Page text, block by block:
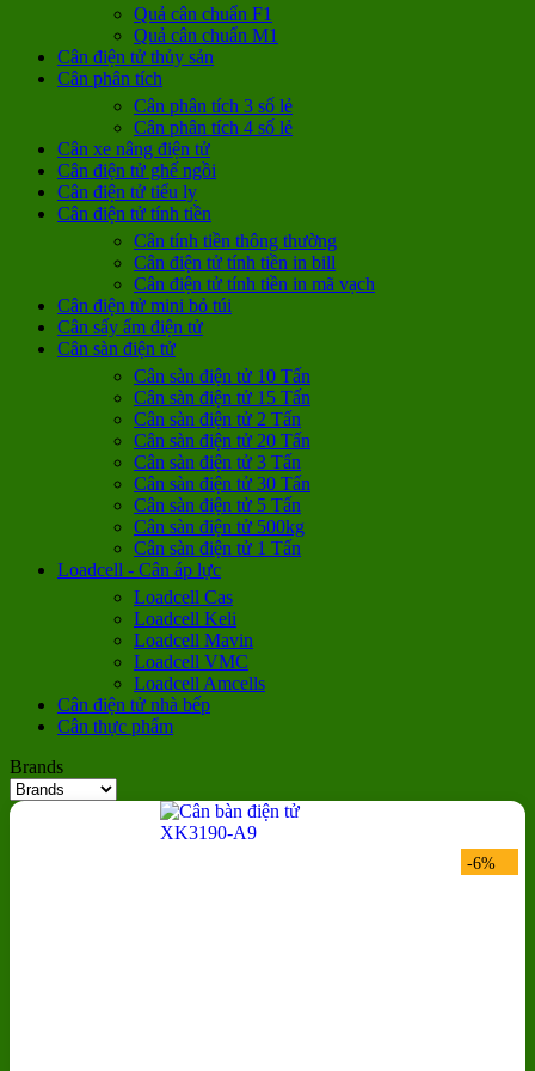
Quả cân chuẩn F1
Quả cân chuẩn M1
Cân điện tử thủy sản
Cân phân tích
Cân phân tích 3 số lẻ
Cân phân tích 4 số lẻ
Cân xe nâng điện tử
Cân điện tử ghế ngồi
Cân điện tử tiểu ly
Cân điện tử tính tiền
Cân tính tiền thông thường
Cân điện tử tính tiền in bill
Cân điện tử tính tiền in mã vạch
Cân điện tử mini bỏ túi
Cân sấy ẩm điện tử
Cân sàn điện tử
Cân sàn điện tử 10 Tấn
Cân sàn điện tử 15 Tấn
Cân sàn điện tử 2 Tấn
Cân sàn điện tử 20 Tấn
Cân sàn điện tử 3 Tấn
Cân sàn điện tử 30 Tấn
Cân sàn điện tử 5 Tấn
Cân sàn điện tử 500kg
Cân sàn điện tử 1 Tấn
Loadcell - Cân áp lực
Loadcell Cas
Loadcell Keli
Loadcell Mavin
Loadcell VMC
Loadcell Amcells
Cân điện tử nhà bếp
Cân thực phẩm
Brands
-6%